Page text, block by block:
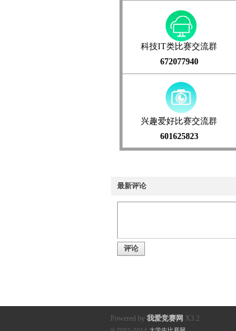
科技IT类比赛交流群
672077940
兴趣爱好比赛交流群
601625823
最新评论
评论
Powered by 我爱竞赛网 X3.2